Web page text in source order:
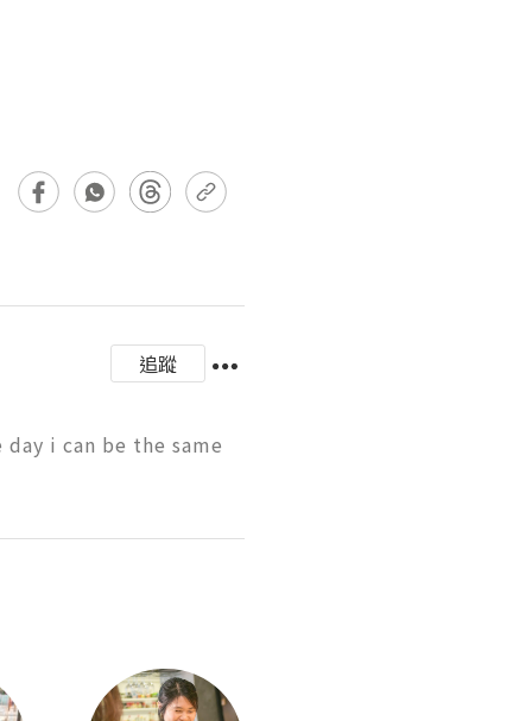
追蹤
i can be the same